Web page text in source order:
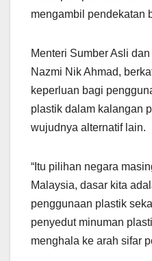
p
m o
k
mengambil pendekatan
Menteri Sumber Asli
Nazmi Nik Ahmad,
keperluan bagi
plastik dalam kalangan
wujudnya alternatif lain.
“Itu pilihan negara
Malaysia, dasar kita
penggunaan plastik
penyedut minuman
menghala ke arah sifar